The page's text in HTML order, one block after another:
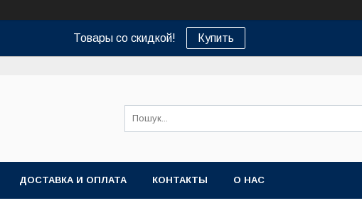
Товары со скидкой! Купить
ДОСТАВКА И ОПЛАТА КОНТАКТЫ О НАС